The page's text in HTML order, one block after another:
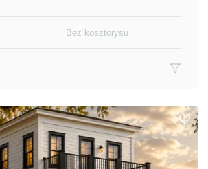
Bez kosztorysu